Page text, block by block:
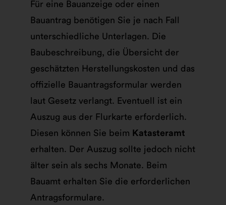
Für eine Bauanzeige oder einen
Bauantrag benötigen Sie je nach Fall
unterschiedliche Unterlagen. Die
Baubeschreibung, die Übersicht der
geschätzten Herstellungskosten und das
offizielle Bauantragsformular werden
laut Gesetz verlangt. Eventuell ist ein
Auszug aus der Flurkarte erforderlich.
Diesen können Sie beim Katasteramt
erhalten. Der Auszug sollte jedoch nicht
älter sein als sechs Monate. Beim
Bauamt erhalten Sie die erforderlichen
Antragsformulare.